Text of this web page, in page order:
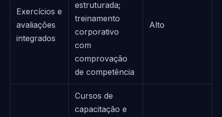
Exercícios e
avaliações
integrados
estruturada;
treinamento
corporativo
com
comprovação
de competência
Alto
Cursos de
capacitação e